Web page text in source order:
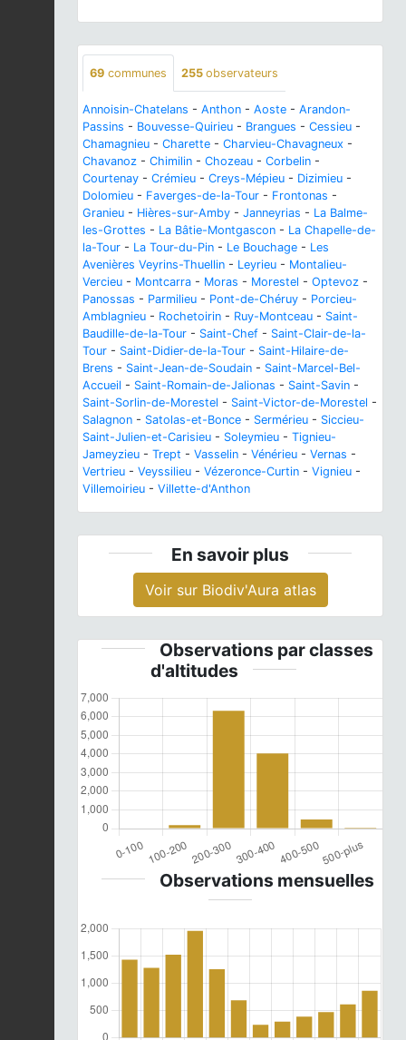
69 communes 255 observateurs
Annoisin-Chatelans - Anthon - Aoste - Arandon-
Passins - Bouvesse-Quirieu - Brangues - Cessieu -
Chamagnieu - Charette - Charvieu-Chavagneux -
Chavanoz - Chimilin - Chozeau - Corbelin -
Courtenay - Crémieu - Creys-Mépieu - Dizimieu -
Dolomieu - Faverges-de-la-Tour - Frontonas -
Granieu - Hières-sur-Amby - Janneyrias - La Balme-
les-Grottes - La Bâtie-Montgascon - La Chapelle-de-
la-Tour - La Tour-du-Pin - Le Bouchage - Les
Avenières Veyrins-Thuellin - Leyrieu - Montalieu-
Vercieu - Montcarra - Moras - Morestel - Optevoz -
Panossas - Parmilieu - Pont-de-Chéruy - Porcieu-
Amblagnieu - Rochetoirin - Ruy-Montceau - Saint-
Baudille-de-la-Tour - Saint-Chef - Saint-Clair-de-la-
Tour - Saint-Didier-de-la-Tour - Saint-Hilaire-de-
Brens - Saint-Jean-de-Soudain - Saint-Marcel-Bel-
Accueil - Saint-Romain-de-Jalionas - Saint-Savin -
Saint-Sorlin-de-Morestel - Saint-Victor-de-Morestel -
Salagnon - Satolas-et-Bonce - Sermérieu - Siccieu-
Saint-Julien-et-Carisieu - Soleymieu - Tignieu-
Jameyzieu - Trept - Vasselin - Vénérieu - Vernas -
Vertrieu - Veyssilieu - Vézeronce-Curtin - Vignieu -
Villemoirieu - Villette-d'Anthon
En savoir plus
Voir sur Biodiv'Aura atlas
Observations par classes
d'altitudes
Observations mensuelles